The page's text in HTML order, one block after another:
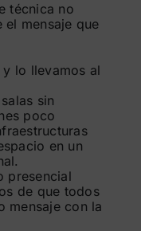
técnica no
mensaje que
lo llevamos al
sin
poco
en un
presencial
de que todos
mensaje con la